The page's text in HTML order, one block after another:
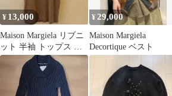
¥ 13,000
Maison Margiela リブニ
ット 半袖 トップス キ
ャメル ワンピース
¥29,000
Maison Margiela
Decortique ベスト